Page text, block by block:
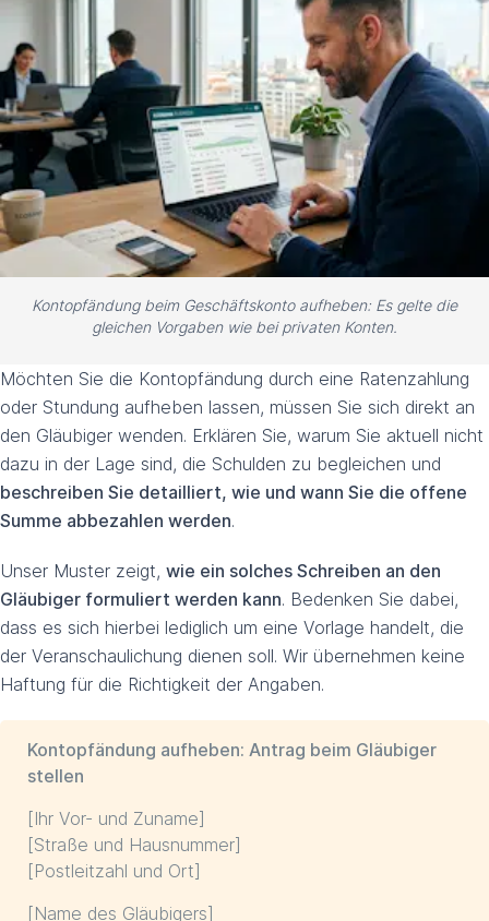
Kontopfändung beim Geschäftskonto aufheben: Es gelte die
gleichen Vorgaben wie bei privaten Konten.
Möchten Sie die Kontopfändung durch eine Ratenzahlung
oder Stundung aufheben lassen, müssen Sie sich direkt an
den Gläubiger wenden. Erklären Sie, warum Sie aktuell nicht
dazu in der Lage sind, die Schulden zu begleichen und
beschreiben Sie detailliert, wie und wann Sie die offene
Summe abbezahlen werden.
Unser Muster zeigt, wie ein solches Schreiben an den
Gläubiger formuliert werden kann. Bedenken Sie dabei,
dass es sich hierbei lediglich um eine Vorlage handelt, die
der Veranschaulichung dienen soll. Wir übernehmen keine
Haftung für die Richtigkeit der Angaben.
Kontopfändung aufheben: Antrag beim Gläubiger
stellen
[Ihr Vor- und Zuname]
[Straße und Hausnummer]
[Postleitzahl und Ort]
[Name des Gläubigers]